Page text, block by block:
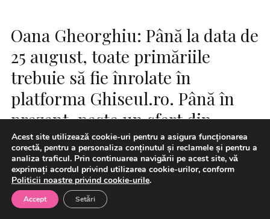
Oana Gheorghiu: Până la data de
25 august, toate primăriile
trebuie să fie înrolate în
platforma Ghiseul.ro. Până în
prezent, peste un sfert din
primăriile din România nu au
îndeplinit această obligaţie
legală
Acest site utilizează cookie-uri pentru a asigura funcționarea
corectă, pentru a personaliza conținutul și reclamele și pentru a
analiza traficul. Prin continuarea navigării pe acest site, vă
exprimați acordul privind utilizarea cookie-urilor, conform
Politicii noastre privind cookie-urile.
Accept Setări